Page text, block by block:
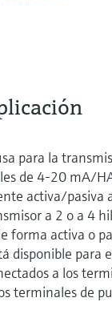
para la
de 4-20 mA/
activa/pasiva
a 2 o a 4
forma activa o
disponible para
a los
terminales de